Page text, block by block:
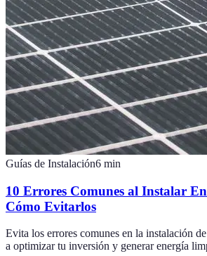
Guías de Instalación6 min
10 Errores Comunes al Instalar
Cómo Evitarlos
Evita los errores comunes en la instalación
a optimizar tu inversión y generar energía